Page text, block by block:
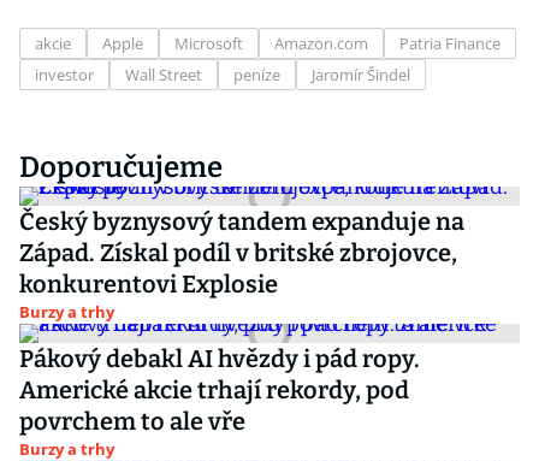
akcie Apple Microsoft Amazon.com
Patria Finance
investor
Wall Street peníze Jaromír Šindel
Doporučujeme
Český byznysový tandem expanduje na
Západ. Získal podíl v britské zbrojovce,
konkurentovi Explosie
Burzy a trhy
Pákový debakl AI hvězdy i pád ropy.
Americké akcie trhají rekordy, pod
povrchem to ale vře
Burzy a trhy